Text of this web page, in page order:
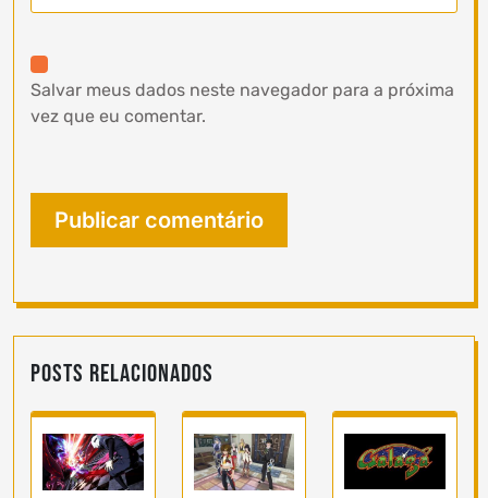
Salvar meus dados neste navegador para a próxima
vez que eu comentar.
Posts Relacionados